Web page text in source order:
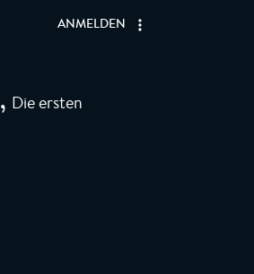
ANMELDEN
, Die ersten